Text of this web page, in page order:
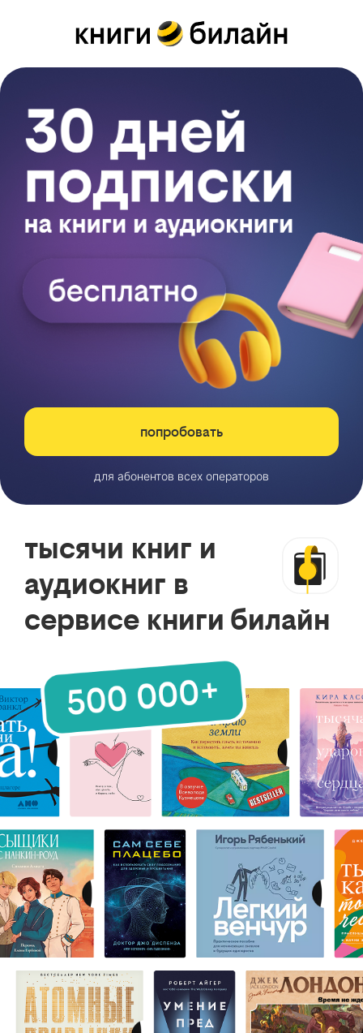
попробовать
для абонентов всех операторов
тысячи книг и
аудиокниг в
сервисе книги билайн